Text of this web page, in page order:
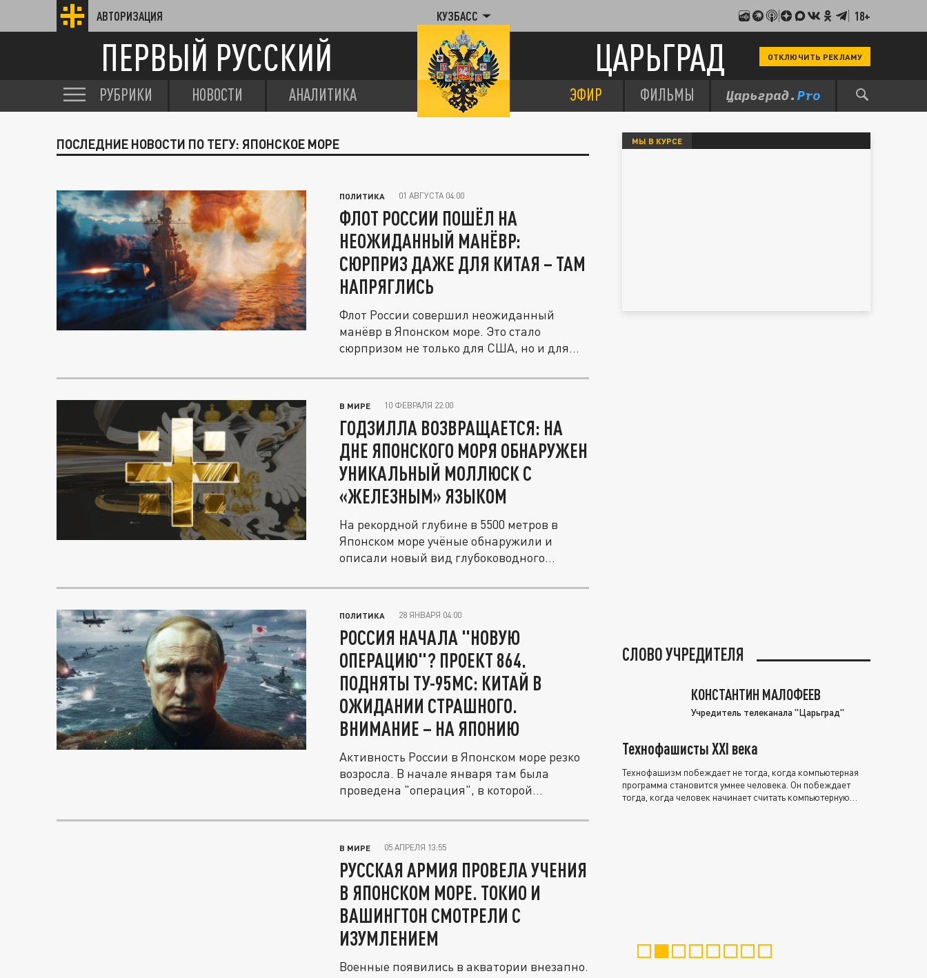
АВТОРИЗАЦИЯ КУЗБАСС 18+
ПЕРВЫЙ РУССКИЙ ЦАРЬГРАД ОТКЛЮЧИТЬ РЕКЛАМУ
РУБРИКИ НОВОСТИ АНАЛИТИКА ЭФИР ФИЛЬМЫ
ПОСЛЕДНИЕ НОВОСТИ ПО ТЕГУ: ЯПОНСКОЕ МОРЕ
ПОЛИТИКА 01 АВГУСТА 04:00
ФЛОТ РОССИИ ПОШЁЛ НА
НЕОЖИДАННЫЙ МАНЁВР:
СЮРПРИЗ ДАЖЕ ДЛЯ КИТАЯ – ТАМ
НАПРЯГЛИСЬ
Флот России совершил неожиданный
манёвр в Японском море. Это стало
сюрпризом не только для США, но и для...
В МИРЕ 10 ФЕВРАЛЯ 22:00
ГОДЗИЛЛА ВОЗВРАЩАЕТСЯ: НА
ДНЕ ЯПОНСКОГО МОРЯ ОБНАРУЖЕН
УНИКАЛЬНЫЙ МОЛЛЮСК С
«ЖЕЛЕЗНЫМ» ЯЗЫКОМ
На рекордной глубине в 5500 метров в
Японском море учёные обнаружили и
описали новый вид глубоководного...
ПОЛИТИКА 28 ЯНВАРЯ 04:00
РОССИЯ НАЧАЛА "НОВУЮ
ОПЕРАЦИЮ"? ПРОЕКТ 864.
ПОДНЯТЫ ТУ-95МС: КИТАЙ В
ОЖИДАНИИ СТРАШНОГО.
ВНИМАНИЕ – НА ЯПОНИЮ
Активность России в Японском море резко
возросла. В начале января там была
проведена "операция", в которой...
В МИРЕ 05 АПРЕЛЯ 13:55
РУССКАЯ АРМИЯ ПРОВЕЛА УЧЕНИЯ
В ЯПОНСКОМ МОРЕ. ТОКИО И
ВАШИНГТОН СМОТРЕЛИ С
ИЗУМЛЕНИЕМ
Военные появились в акватории внезапно.
МЫ В КУРСЕ
СЛОВО УЧРЕДИТЕЛЯ
КОНСТАНТИН МАЛОФЕЕВ
Учредитель телеканала "Царьград"
Технофашисты XXI века
Технофашизм побеждает не тогда, когда компьютерная
программа становится умнее человека. Он побеждает
тогда, когда человек начинает считать компьютерную